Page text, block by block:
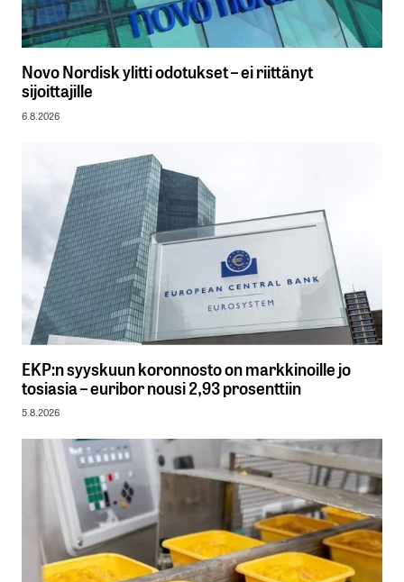
Novo Nordisk ylitti odotukset – ei riittänyt
sijoittajille
6.8.2026
EKP:n syyskuun koronnosto on markkinoille jo
tosiasia – euribor nousi 2,93 prosenttiin
5.8.2026